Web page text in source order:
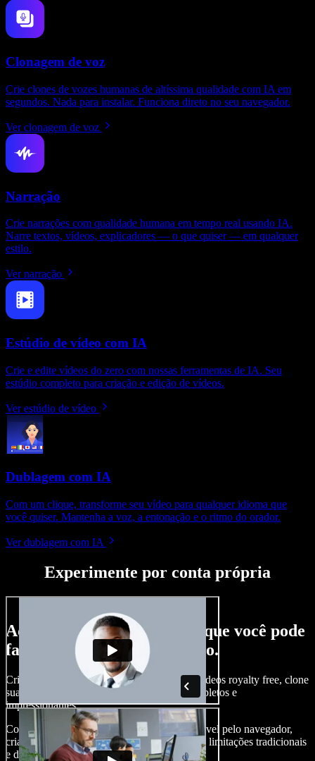
Clonagem de voz
Crie clones de vozes humanas de altíssima qualidade com IA em
segundos. Nada para instalar. Funciona direto no seu navegador.
Ver clonagem de voz
Narração
Crie narrações com qualidade humana em tempo real usando IA.
Narre textos, vídeos, explicadores — o que quiser — em qualquer
estilo.
Ver narração
Estúdio de vídeo com IA
Crie e edite vídeos do zero com nossas ferramentas de IA. Seu
estúdio completo para criação e edição de vídeos.
Ver estúdio de vídeo
Dublagem com IA
Com um clique, transforme seu vídeo para qualquer idioma que
você quiser. Mantenha a voz, a entonação e o ritmo do orador.
Ver dublagem com IA
Experimente por conta própria
Aqui vai só um gostinho do que você pode
fazer com o Speechify Studio.
Crie narrações, adicione imagens, áudios e vídeos royalty free, clone
sua voz e produza projetos audiovisuais completos e
impressionantes.
Com curva de aprendizado zero e tudo acessível pelo navegador,
criadores de conteúdo conseguem ir além das limitações tradicionais
e dar vida a todas as suas ideias.